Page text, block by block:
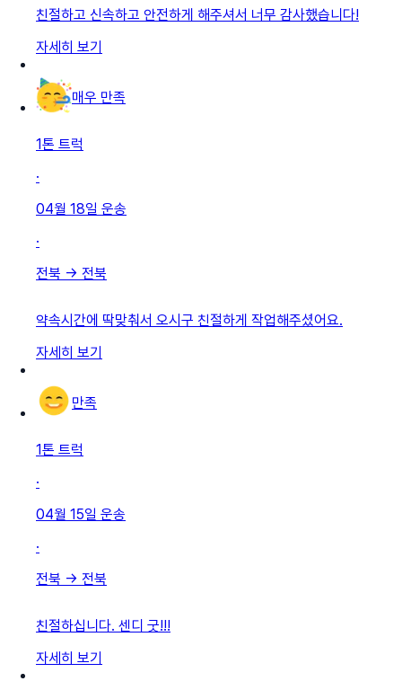
친절하고 신속하고 안전하게 해주셔서 너무 감사했습니다!
자세히 보기
매우 만족
1톤 트럭
·
04월 18일 운송
·
전북 → 전북
약속시간에 딱맞춰서 오시구 친절하게 작업해주셨어요.
자세히 보기
만족
1톤 트럭
·
04월 15일 운송
·
전북 → 전북
친절하십니다. 센디 굿!!!
자세히 보기